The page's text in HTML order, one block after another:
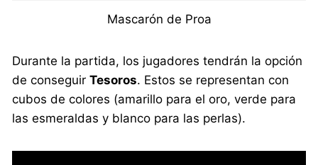
Mascarón de Proa
Durante la partida, los jugadores tendrán la opción
de conseguirTesoros. Estos se representan con
cubos de colores (amarillo para el oro, verde para
las esmeraldas y blanco para las perlas).